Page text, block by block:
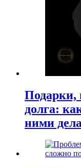
Подарки,
долга:
ними